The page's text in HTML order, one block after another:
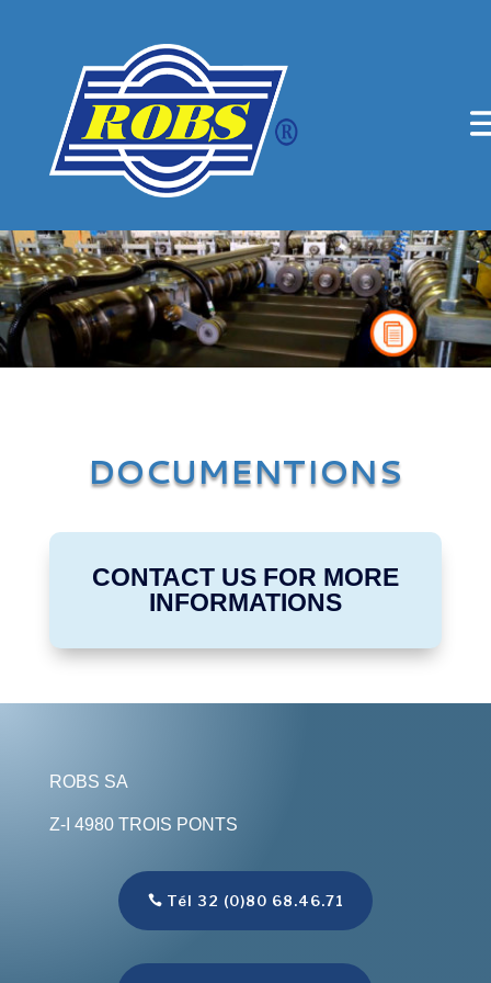
DOCUMENTIONS
CONTACT US FOR MORE
INFORMATIONS
ROBS SA
Z-I 4980 TROIS PONTS
Tél 32 (0)80 68.46.71